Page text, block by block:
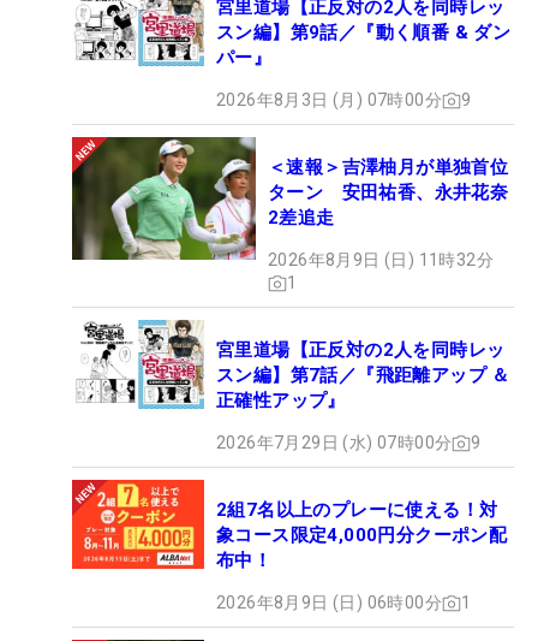
宮里道場【正反対の2人を同時レッ
スン編】第9話／『動く順番 & ダン
パー』
2026年8月3日 (月) 07時00分 9
＜速報＞吉澤柚月が単独首位
ターン 安田祐香、永井花奈
2差追走
2026年8月9日 (日) 11時32分
1
宮里道場【正反対の2人を同時レッ
スン編】第7話／『飛距離アップ ＆
正確性アップ』
2026年7月29日 (水) 07時00分 9
2組7名以上のプレーに使える！対
象コース限定4,000円分クーポン配
布中！
2026年8月9日 (日) 06時00分 1